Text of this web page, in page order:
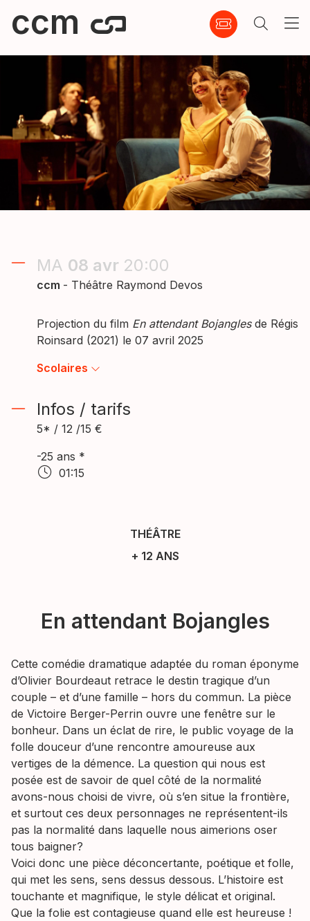
ccm
MA 08 avr 20:00
ccm - Théâtre Raymond Devos
Projection du film En attendant Bojanglesde Régis
Roinsard (2021) le 07 avril 2025
Scolaires
Infos / tarifs
5* / 12 /15 €
-25 ans *
01:15
THÉÂTRE
+ 12 ANS
En attendant Bojangles
Cette comédie dramatique adaptée du roman éponyme
d’Olivier Bourdeaut retrace le destin tragique d’un
couple – et d’une famille – hors du commun. La pièce
de Victoire Berger-Perrin ouvre une fenêtre sur le
bonheur. Dans un éclat de rire, le public voyage de la
folle douceur d’une rencontre amoureuse aux
vertiges de la démence. La question qui nous est
posée est de savoir de quel côté de la normalité
avons-nous choisi de vivre, où s’en situe la frontière,
et surtout ces deux personnages ne représentent-ils
pas la normalité dans laquelle nous aimerions oser
tous baigner?
Voici donc une pièce déconcertante, poétique et folle,
qui met les sens, sens dessus dessous. L’histoire est
touchante et magnifique, le style délicat et original.
Que la folie est contagieuse quand elle est heureuse !